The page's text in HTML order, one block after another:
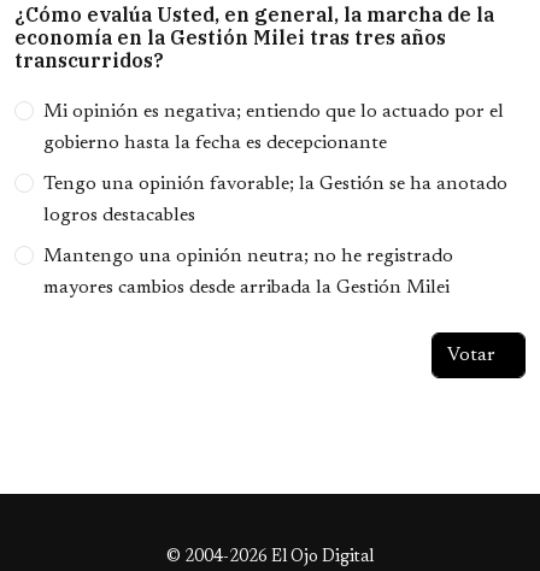
¿Cómo evalúa Usted, en general, la marcha de la
economía en la Gestión Milei tras tres años
transcurridos?
Opciones
Mi opinión es negativa; entiendo que lo actuado por el
gobierno hasta la fecha es decepcionante
Tengo una opinión favorable; la Gestión se ha anotado
logros destacables
Mantengo una opinión neutra; no he registrado
mayores cambios desde arribada la Gestión Milei
© 2004-2026 El Ojo Digital